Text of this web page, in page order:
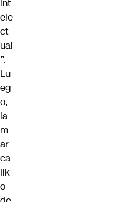
int
ele
ct
ual
”.
Lu
eg
o,
la
m
ar
ca
Ilk
o